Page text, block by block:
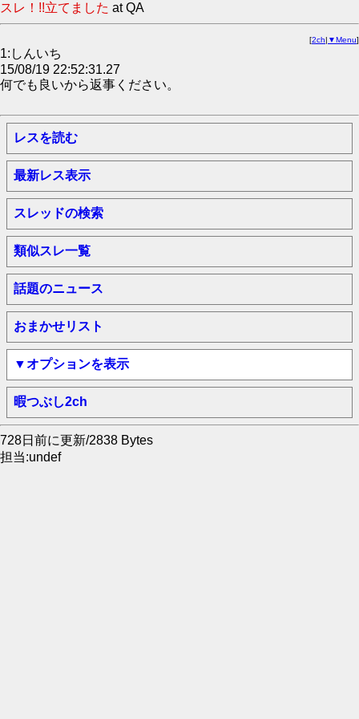
スレ！!!立てました at QA
[2ch| ▼Menu]
1:しんいち
15/08/19 22:52:31.27
何でも良いから返事ください。
レスを読む
最新レス表示
スレッドの検索
類似スレ一覧
話題のニュース
おまかせリスト
▼オプションを表示
暇つぶし2ch
728日前に更新/2838 Bytes
担当:undef